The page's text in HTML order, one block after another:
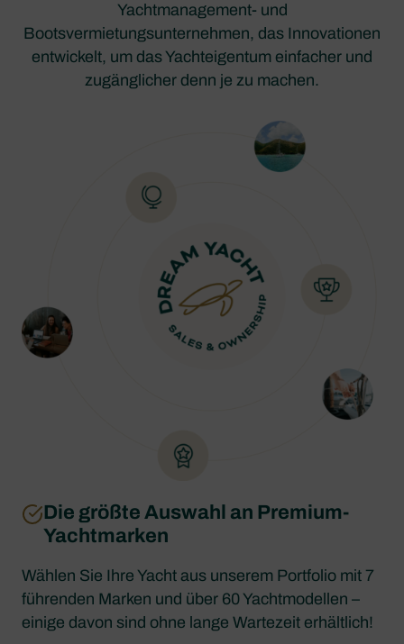
Yachtmanagement- und
Bootsvermietungsunternehmen, das Innovationen
entwickelt, um das Yachteigentum einfacher und
zugänglicher denn je zu machen.
Die größte Auswahl an Premium-
Yachtmarken
Wählen Sie Ihre Yacht aus unserem Portfolio mit 7
führenden Marken und über 60 Yachtmodellen –
einige davon sind ohne lange Wartezeit erhältlich!